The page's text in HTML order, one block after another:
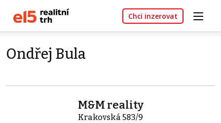
Chci inzerovat
Ondřej Bula
M&M reality
Krakovská 583/9